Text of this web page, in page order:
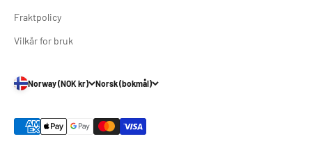
Fraktpolicy
Vilkår for bruk
Norway (NOK kr) Norsk (bokmål)